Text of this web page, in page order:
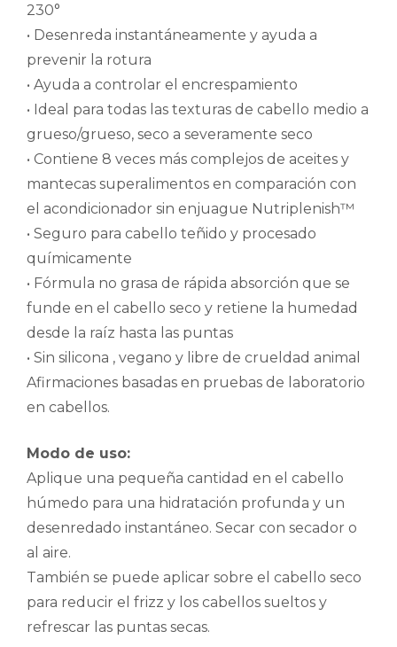
230°
• Desenreda instantáneamente y ayuda a
prevenir la rotura
• Ayuda a controlar el encrespamiento
• Ideal para todas las texturas de cabello medio a
grueso/grueso, seco a severamente seco
• Contiene 8 veces más complejos de aceites y
mantecas superalimentos en comparación con
el acondicionador sin enjuague Nutriplenish™
• Seguro para cabello teñido y procesado
químicamente
• Fórmula no grasa de rápida absorción que se
funde en el cabello seco y retiene la humedad
desde la raíz hasta las puntas
• Sin silicona , vegano y libre de crueldad animal
Afirmaciones basadas en pruebas de laboratorio
en cabellos.
Modo de uso:
Aplique una pequeña cantidad en el cabello
húmedo para una hidratación profunda y un
desenredado instantáneo. Secar con secador o
al aire.
También se puede aplicar sobre el cabello seco
para reducir el frizz y los cabellos sueltos y
refrescar las puntas secas.